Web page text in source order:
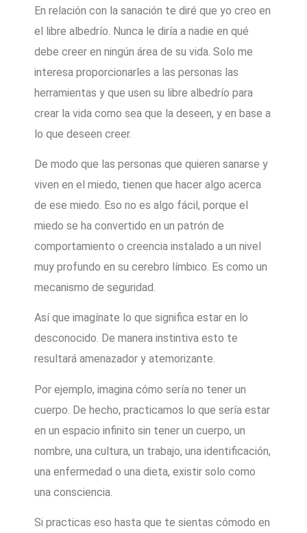
En relación con la sanación te diré que yo creo en
el libre albedrío. Nunca le diría a nadie en qué
debe creer en ningún área de su vida. Solo me
interesa proporcionarles a las personas las
herramientas y que usen su libre albedrío para
crear la vida como sea que la deseen, y en base a
lo que deseen creer.
De modo que las personas que quieren sanarse y
viven en el miedo, tienen que hacer algo acerca
de ese miedo. Eso no es algo fácil, porque el
miedo se ha convertido en un patrón de
comportamiento o creencia instalado a un nivel
muy profundo en su cerebro límbico. Es como un
mecanismo de seguridad.
Así que imagínate lo que significa estar en lo
desconocido. De manera instintiva esto te
resultará amenazador y atemorizante.
Por ejemplo, imagina cómo sería no tener un
cuerpo. De hecho, practicamos lo que sería estar
en un espacio infinito sin tener un cuerpo, un
nombre, una cultura, un trabajo, una identificación,
una enfermedad o una dieta, existir solo como
una consciencia.
Si practicas eso hasta que te sientas cómodo en